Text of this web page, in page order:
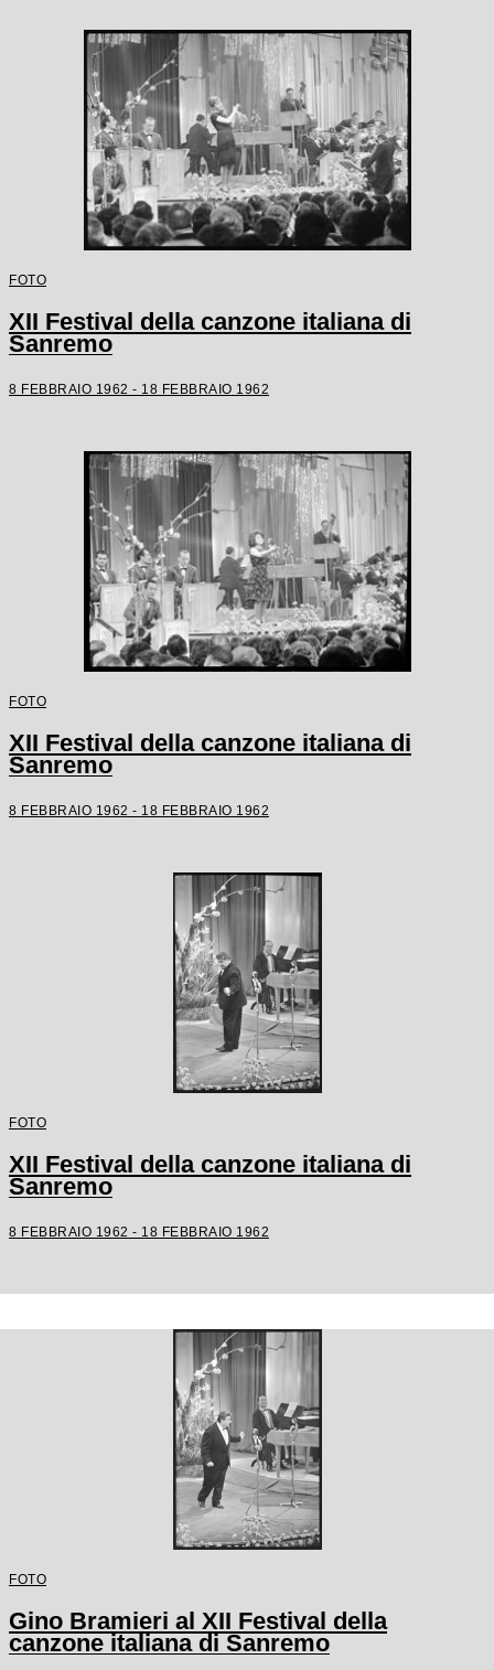
FOTO
XII Festival della canzone italiana di
Sanremo
8 FEBBRAIO 1962 - 18 FEBBRAIO 1962
FOTO
XII Festival della canzone italiana di
Sanremo
8 FEBBRAIO 1962 - 18 FEBBRAIO 1962
FOTO
XII Festival della canzone italiana di
Sanremo
8 FEBBRAIO 1962 - 18 FEBBRAIO 1962
FOTO
Gino Bramieri al XII Festival della
canzone italiana di Sanremo